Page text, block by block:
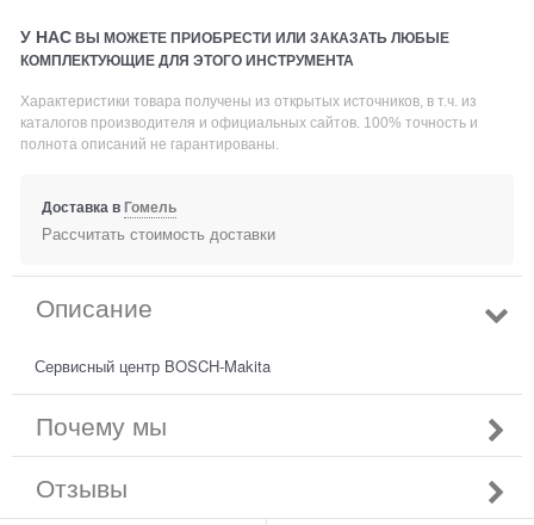
У НАС ВЫ МОЖЕТЕ ПРИОБРЕСТИ ИЛИ ЗАКАЗАТЬ ЛЮБЫЕ
КОМПЛЕКТУЮЩИЕ ДЛЯ ЭТОГО ИНСТРУМЕНТА
Характеристики товара получены из открытых источников, в т.ч. из
каталогов производителя и официальных сайтов. 100% точность и
полнота описаний не гарантированы.
Доставка вГомель
Рассчитать стоимость доставки
Описание
Сервисный центр BOSCH-Makita
Почему мы
Отзывы